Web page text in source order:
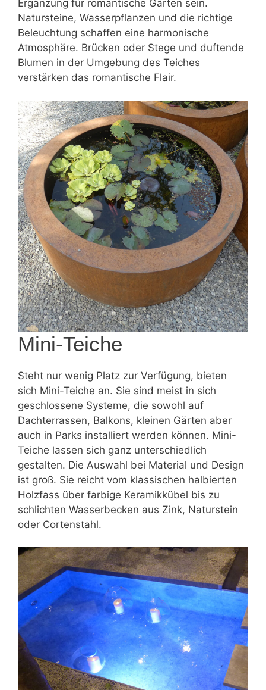
Ergänzung für romantische Gärten sein.
Natursteine, Wasserpflanzen und die richtige
Beleuchtung schaffen eine harmonische
Atmosphäre. Brücken oder Stege und duftende
Blumen in der Umgebung des Teiches
verstärken das romantische Flair.
Mini-Teiche
Steht nur wenig Platz zur Verfügung, bieten
sich Mini-Teiche an. Sie sind meist in sich
geschlossene Systeme, die sowohl auf
Dachterrassen, Balkons, kleinen Gärten aber
auch in Parks installiert werden können. Mini-
Teiche lassen sich ganz unterschiedlich
gestalten. Die Auswahl bei Material und Design
ist groß. Sie reicht vom klassischen halbierten
Holzfass über farbige Keramikkübel bis zu
schlichten Wasserbecken aus Zink, Naturstein
oder Cortenstahl.